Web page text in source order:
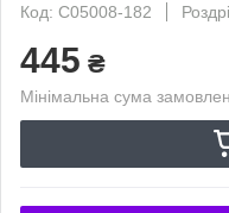
Код: С05008-182
445 ₴
Мінімальна сума